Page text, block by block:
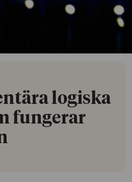
logiska
fungerar